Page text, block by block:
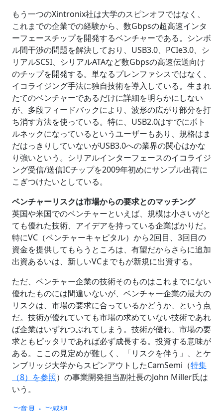
もう一つのXintronix社は大学のスピンオフではなく、
これまでの企業での経験から、数Gbpsの超高速インタ
ーフェースチップを開発するベンチャーである。シンボ
ル間干渉の問題を解決しており、USB3.0、PCIe3.0、シ
リアルSCSI、シリアルATAなど数Gbpsの高速伝送向け
のチップを開発する。単なるプレンファシスではなく、
イコライジング手法に独自技術を導入している。生まれ
たてのベンチャーであるだけに詳細を明らかにしない
が、多段フィードバックにより、波形の広がり部分を打
ち消す方法を使っている。特に、USB2.0はすでにボト
ルネックになっているというユーザーもあり、規格はま
だはっきりしていないがUSB3.0への業界の関心はかな
り強いという。シリアルインターフェースのイコライジ
ング受信/送信ICチップを2009年初めにサンプル出荷に
こぎつけたいとしている。
ベンチャーリスクは市場からの要求とのマッチング
英国や米国でのベンチャーといえば、規模は小さいがと
ても優れた技術、アイデアを持っている企業ばかりだ。
特にVC（ベンチャーキャピタル）から2回目、3回目の
資金を提供してもらうところは、有望だからさらに追加
出資あるいは、新しいVCまでもが新規に出資する。
ただ、ベンチャー企業の技術そのものはこれまでにない
優れたものには間違いないが、ベンチャー企業の最大の
リスクは、市場の要求に合っているかどうか、という点
だ。技術が優れていても市場の求めていない技術であれ
ば企業はいずれつぶれてしまう。技術が優れ、市場の要
求ともピッタリであれば必ず成長する。投資する意味が
ある。ここの見定めが難しく、「リスクを伴う」、とケ
ンブリッジ大学からスピンアウトしたCamSemi（特集
（8）を参照）の事業開発担当副社長のJohn Miller氏は
いう。